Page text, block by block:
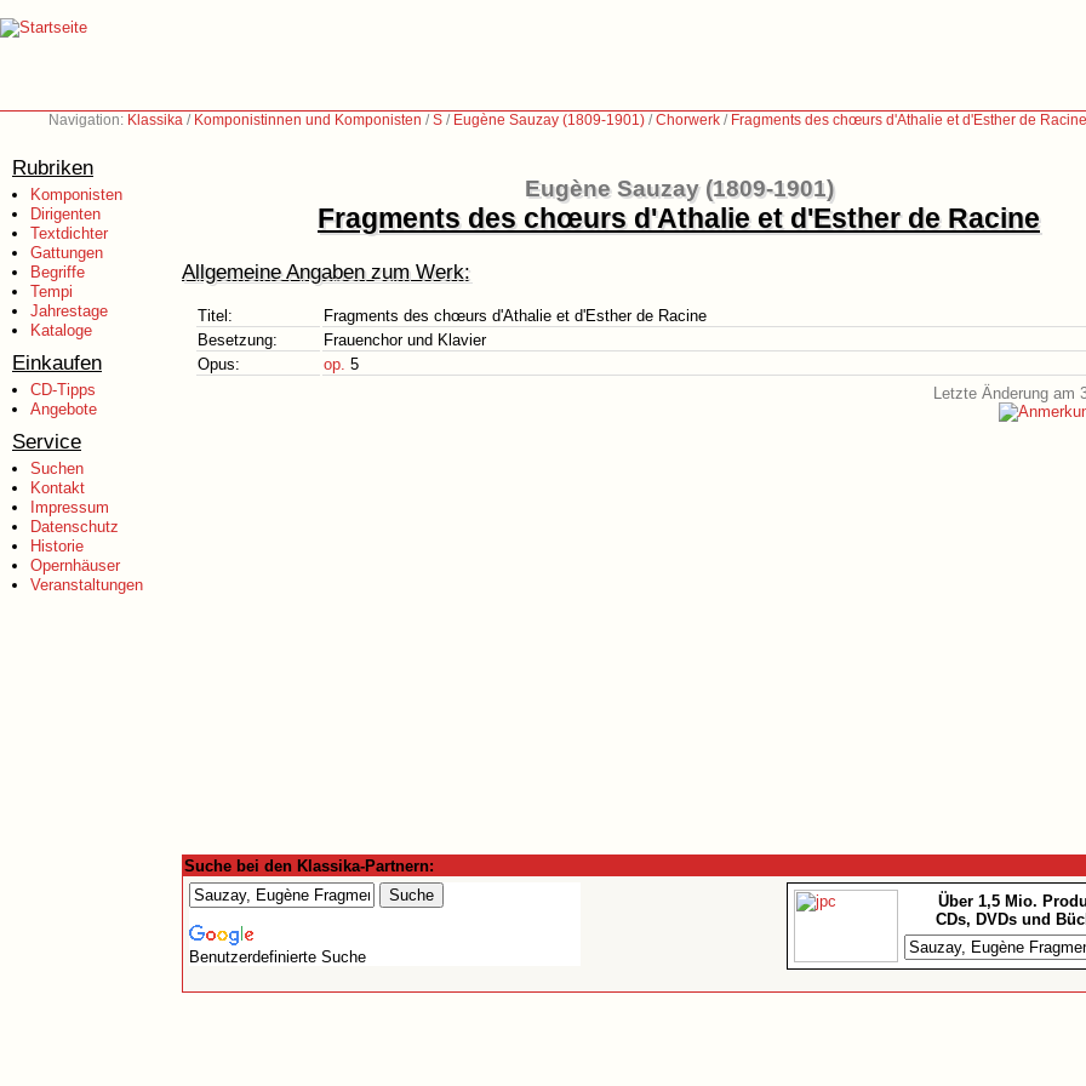
Navigation: Klassika / Komponistinnen und Komponisten /S / Eugène Sauzay (1809-1901) /Chorwerk / Fragments des chœurs d'Athalie et d'Esther de Racine
Rubriken
Komponisten
Dirigenten
Textdichter
Gattungen
Begriffe
Tempi
Jahrestage
Kataloge
Einkaufen
CD-Tipps
Angebote
Service
Suchen
Kontakt
Impressum
Datenschutz
Historie
Opernhäuser
Veranstaltungen
Eugène Sauzay (1809-1901)
Fragments des chœurs d'Athalie et d'Esther de Racine
Allgemeine Angaben zum Werk:
Titel:
Fragments des chœurs d'Athalie et d'Esther de Racine
Besetzung:
Frauenchor und Klavier
Opus:
op. 5
Letzte Änderung am
Suche bei den Klassika-Partnern:
Benutzerdefinierte Suche
Über 1,5 Mio.
CDs, DVDs und